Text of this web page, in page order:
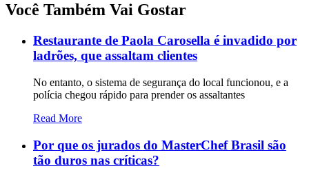
Você Também Vai Gostar
Restaurante de Paola Carosella é invadido por
ladrões, que assaltam clientes
No entanto, o sistema de segurança do local funcionou, e a
polícia chegou rápido para prender os assaltantes
Read More
Por que os jurados do MasterChef Brasil são
tão duros nas críticas?